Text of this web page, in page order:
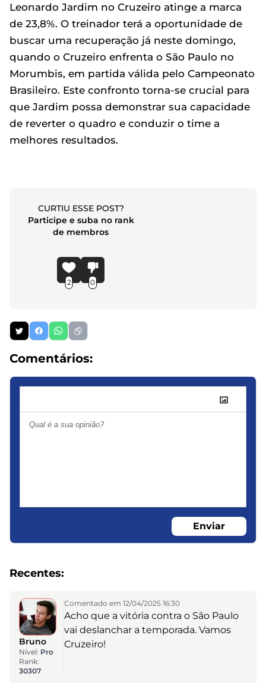
Leonardo Jardim no Cruzeiro atinge a marca
de 23,8%. O treinador terá a oportunidade de
buscar uma recuperação já neste domingo,
quando o Cruzeiro enfrenta o São Paulo no
Morumbis, em partida válida pelo Campeonato
Brasileiro. Este confronto torna-se crucial para
que Jardim possa demonstrar sua capacidade
de reverter o quadro e conduzir o time a
melhores resultados.
CURTIU ESSE POST?
Participe e suba no rank
de membros
2 0
Comentários:
Enviar
Recentes:
Bruno
Nível: Pro
Rank:
30307
Comentado em 12/04/2025 16:30
Acho que a vitória contra o São Paulo
vai deslanchar a temporada. Vamos
Cruzeiro!